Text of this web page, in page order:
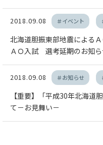
2018.09.08 ＃イベント
北海道胆振東部地震による
ＡＯ入試 選考延期のお知ら
2018.09.08 ＃お知らせ
【重要】「平成30年北海道
て－お見舞い－